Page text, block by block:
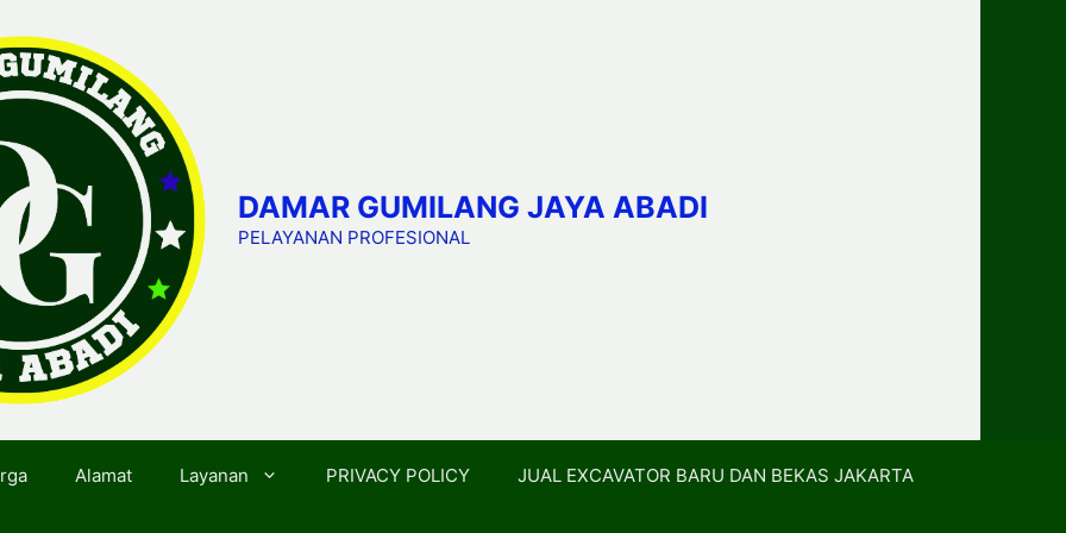
DAMAR GUMILANG JAYA ABADI
PELAYANAN PROFESIONAL
Alamat Layanan PRIVACY POLICY JUAL EXCAVATOR BARU DAN BEKAS JAKARTA